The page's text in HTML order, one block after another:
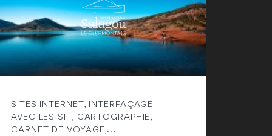
SITES INTERNET, INTERFAÇAGE
AVEC LES SIT, CARTOGRAPHIE,
CARNET DE VOYAGE,...